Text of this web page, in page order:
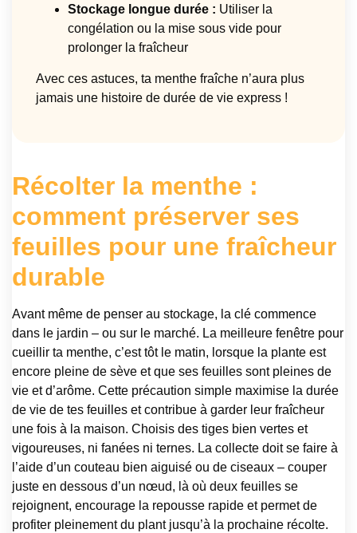
Stockage longue durée : Utiliser la
congélation ou la mise sous vide pour
prolonger la fraîcheur
Avec ces astuces, ta menthe fraîche n’aura plus
jamais une histoire de durée de vie express !
Récolter la menthe :
comment préserver ses
feuilles pour une fraîcheur
durable
Avant même de penser au stockage, la clé commence
dans le jardin – ou sur le marché. La meilleure fenêtre pour
cueillir ta menthe, c’est tôt le matin, lorsque la plante est
encore pleine de sève et que ses feuilles sont pleines de
vie et d’arôme. Cette précaution simple maximise la durée
de vie de tes feuilles et contribue à garder leur fraîcheur
une fois à la maison. Choisis des tiges bien vertes et
vigoureuses, ni fanées ni ternes. La collecte doit se faire à
l’aide d’un couteau bien aiguisé ou de ciseaux – couper
juste en dessous d’un nœud, là où deux feuilles se
rejoignent, encourage la repousse rapide et permet de
profiter pleinement du plant jusqu’à la prochaine récolte.